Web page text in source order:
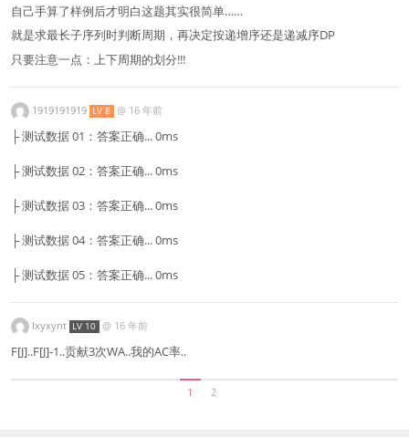
自己手算了样例后才明白这题其实很简单……
就是求最长子序列时判断周期，再决定按递增序还是递减序DP
只要注意一点：上下周期的划分!!!
1919191919 LV 8 @ 16 年前
├ 测试数据 01：答案正确... 0ms
├ 测试数据 02：答案正确... 0ms
├ 测试数据 03：答案正确... 0ms
├ 测试数据 04：答案正确... 0ms
├ 测试数据 05：答案正确... 0ms
lxyxynt LV 10 @ 16 年前
F[J]..F[J]-1..贡献3次WA..我的AC率..
1 2